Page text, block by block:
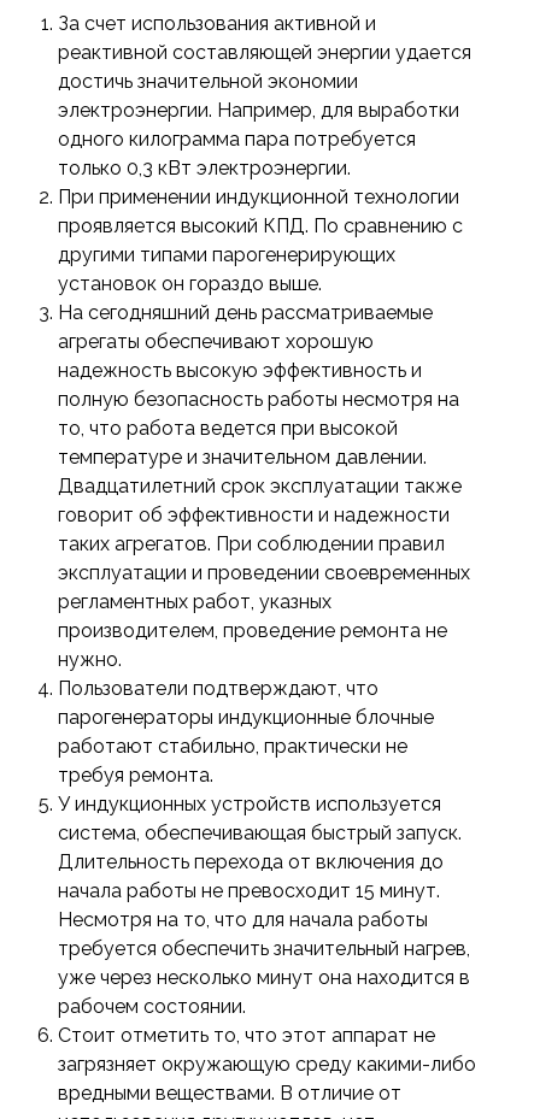
За счет использования активной и
реактивной составляющей энергии удается
достичь значительной экономии
электроэнергии. Например, для выработки
одного килограмма пара потребуется
только 0,3 кВт электроэнергии.
При применении индукционной технологии
проявляется высокий КПД. По сравнению с
другими типами парогенерирующих
установок он гораздо выше.
На сегодняшний день рассматриваемые
агрегаты обеспечивают хорошую
надежность высокую эффективность и
полную безопасность работы несмотря на
то, что работа ведется при высокой
температуре и значительном давлении.
Двадцатилетний срок эксплуатации также
говорит об эффективности и надежности
таких агрегатов. При соблюдении правил
эксплуатации и проведении своевременных
регламентных работ, указных
производителем, проведение ремонта не
нужно.
Пользователи подтверждают, что
парогенераторы индукционные блочные
работают стабильно, практически не
требуя ремонта.
У индукционных устройств используется
система, обеспечивающая быстрый запуск.
Длительность перехода от включения до
начала работы не превосходит 15 минут.
Несмотря на то, что для начала работы
требуется обеспечить значительный нагрев,
уже через несколько минут она находится в
рабочем состоянии.
Стоит отметить то, что этот аппарат не
загрязняет окружающую среду какими-либо
вредными веществами. В отличие от